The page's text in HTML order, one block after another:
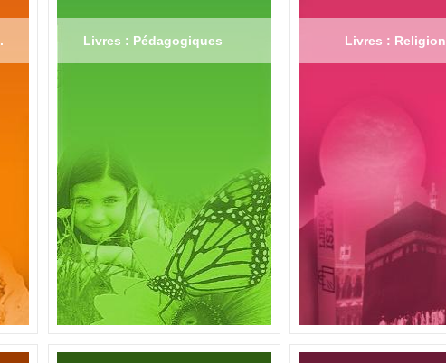
Livres : Pédagogiques Livres : Religion